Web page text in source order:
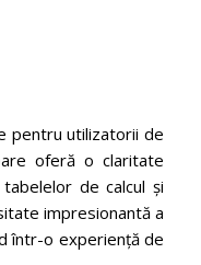
pentru utilizatorii de
oferă o claritate
de calcul și
impresionantă a
într-o experiență de